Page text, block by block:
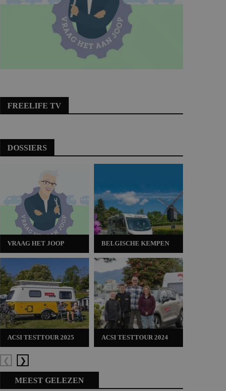
FREELIFE TV
DOSSIERS
VRAAG HET JOOP
ACSI TESTTOUR 2025
BELGISCHE KEMPEN
ACSI TESTTOUR 2024
VorigeVolgende
MEEST GELEZEN